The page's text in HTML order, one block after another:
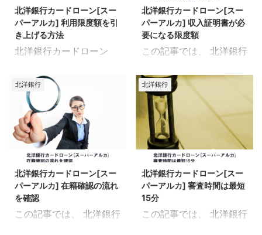
す。 どのように対応すれ
ばいいのか？どんな問題
が生じるのか？ 確認して
いきましょう。 北洋銀行
アルカ] 支払いが遅れた
時の対処法 スーパーアル
カの支払いに遅れた場合
は、取引店もしくはアル
カ支店に連絡をします。
【北洋銀行アルカ支店】
電話番号：0120-608-
599 受付時間：9時〜2
...
度額の反映を成功させる
コツなどを確認していき
ましょう。 北洋銀行カ
ードローン[スーパーア
いて スーパーアルカの限
度額は「10万円〜1,000
万円」、金利は「年
14.70%〜1.9%」となって
います。 収入証明書の提
出なしでも限度額を変更
できますが、諸条件によ
っては提 ...
北洋銀行カードローン[スー
パーアルカ] 利用限度額を引
き上げる方法
北洋銀行カードローン
額引き上げについて、情
報をまとめたページで
す。 限度額の範囲内で何
度でも借入れできます
が、限度額以上に借りた
い...と思う時がありま
す。 スーパーアルカの限
度額引き上げはどうやっ
て申込むのか？また、審
査でチェックされる項目
は何なのか？ 詳細を確認
北洋銀行カードローン[スー
パーアルカ] 収入証明書が必
要になる限度額
この記事では、 北洋銀行
アルカ] 収入証明書が必
要になる限度額 という内
容をお届けしていきま
す。 スーパーアルカは収
入証明書不要で 申込むこ
とができます。 が、一定
額を超える場合は、 収入
証明書が必要となりま
す。 収入証明書が必要と
なる限度額 収入証明書の
発行手順 これらについて
北洋銀行
2018/2/6
北洋銀行カードローン[スー
パーアルカ] 在籍確認の流れ
を確認
この記事では、 北洋銀行
北洋銀行
2018/2/6
北洋銀行カードローン[スー
パーアルカ] 審査時間は最短
15分
この記事では、 北洋銀行